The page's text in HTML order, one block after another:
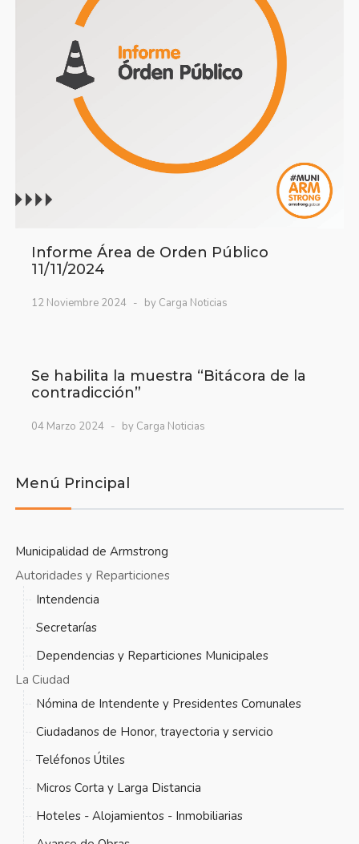
Informe Área de Orden Público
11/11/2024
12 Noviembre 2024 by Carga Noticias
Se habilita la muestra “Bitácora de la
contradicción”
04 Marzo 2024 by Carga Noticias
Menú Principal
Municipalidad de Armstrong
Autoridades y Reparticiones
Intendencia
Secretarías
Dependencias y Reparticiones Municipales
La Ciudad
Nómina de Intendente y Presidentes Comunales
Ciudadanos de Honor, trayectoria y servicio
Teléfonos Útiles
Micros Corta y Larga Distancia
Hoteles - Alojamientos - Inmobiliarias